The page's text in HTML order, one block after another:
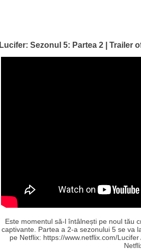
Lucifer: Sezonul 5: Partea 2 | Trailer
Este momentul să-l întâlnești pe noul tău
captivante. Partea a 2-a sezonului 5 se va
pe Netflix: https://www.netflix.com/